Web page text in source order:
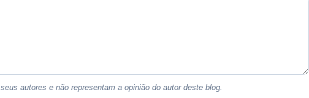
autores e não representam a opinião do autor deste blog.